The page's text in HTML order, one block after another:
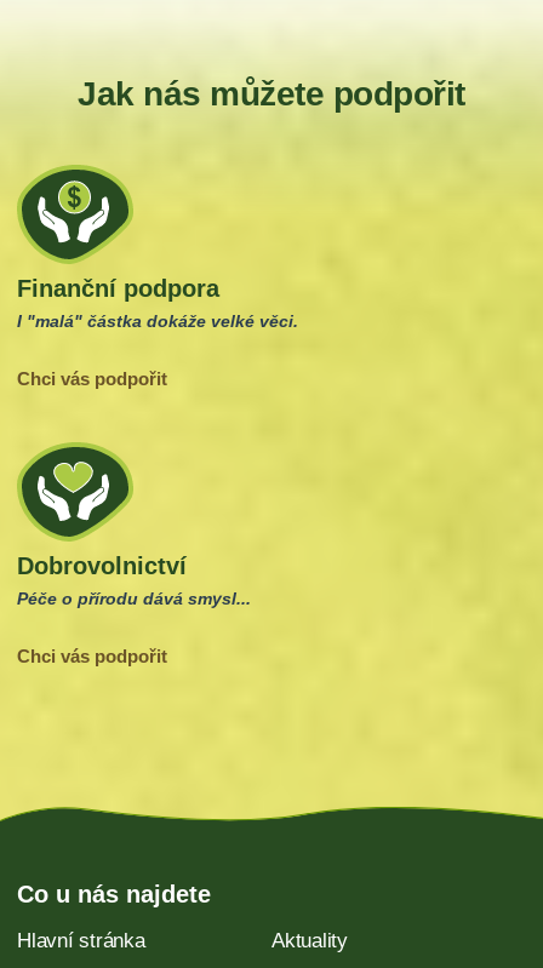
Jak nás můžete podpořit
Finanční podpora
I "malá" částka dokáže velké věci.
Chci vás podpořit
Dobrovolnictví
Péče o přírodu dává smysl...
Chci vás podpořit
Co u nás najdete
Hlavní stránka
Aktuality